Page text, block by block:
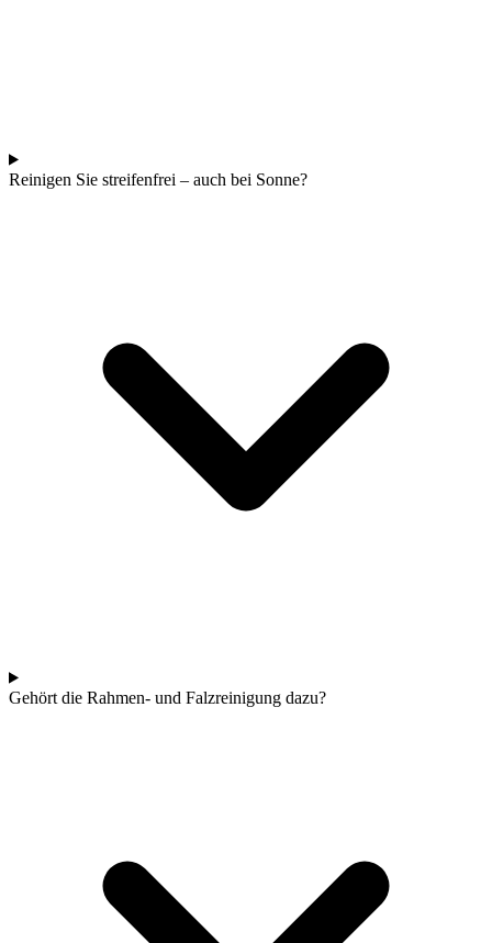
Reinigen Sie streifenfrei – auch bei Sonne?
Gehört die Rahmen- und Falzreinigung dazu?